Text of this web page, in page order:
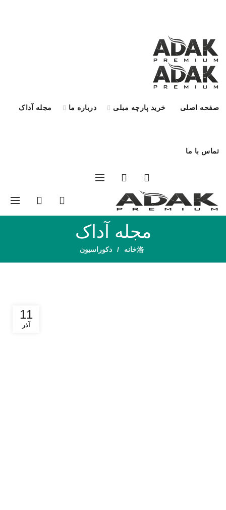
صفحه اصلی خرید پارچه مبلی درباره ما مجله آداک
تماس با ما
مجله آداک
خانه دکوراسیون
11
آذر